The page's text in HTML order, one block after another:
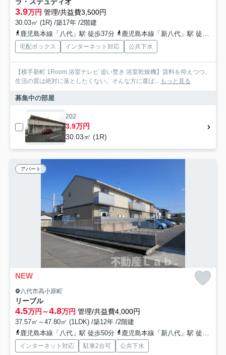
ラ・ステュディオ
3.9万円 管理/共益費3,500円
30.03㎡ (1R) /築17年 /2階建
鹿児島本線「八代」駅 徒歩37分
鹿児島本線「新八代」駅 徒歩49分
宅配ボックス インターネット対応 公共下水
【横手新町 1Room 浴室テレビ 追い焚き 浴室乾燥機】賃料を抑えつつ、
生活の質は絶対に落としたくない。そんな方に選ば... もっと見る
募集中の部屋
202
3.9万円
30.03㎡ (1R)
アパート
NEW
八代市高小原町
リーブル
4.5万円～4.8万円 管理/共益費4,000円
37.57㎡～47.80㎡ (1LDK) /築12年 /2階建
鹿児島本線「八代」駅 徒歩50分
鹿児島本線「新八代」駅 徒歩61分
インターネット対応 駐車2台可 公共下水